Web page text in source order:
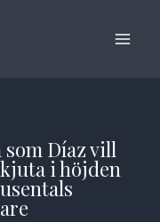
Díaz vill
i höjden